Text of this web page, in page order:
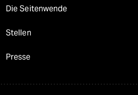
Die Seitenwende
Stellen
Presse